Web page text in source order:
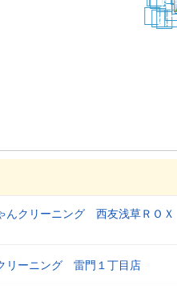
6
9
20
22
25
んクリーニング 西友浅草ＲＯＸ
リーニング 雷門１丁目店